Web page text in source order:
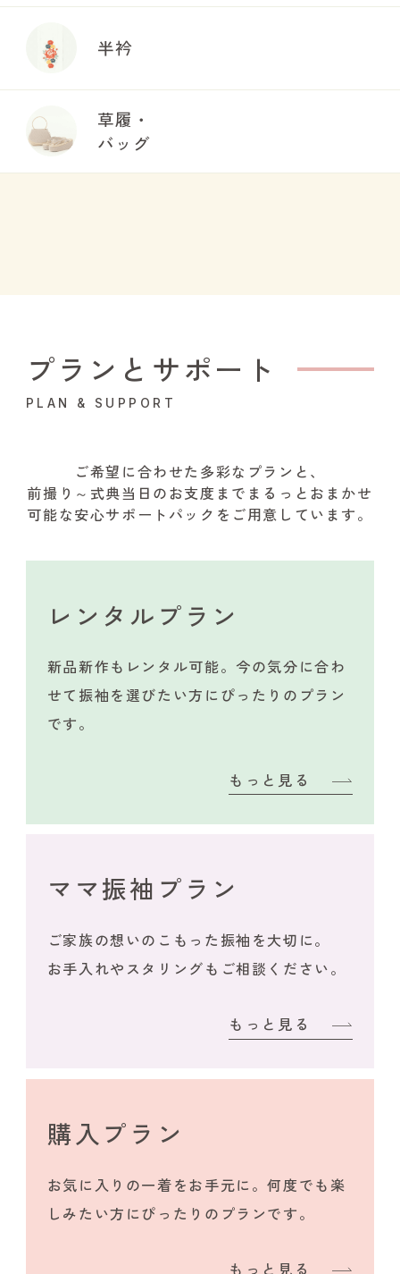
半衿
草履・
バッグ
プランとサポート
PLAN & SUPPORT
ご希望に合わせた多彩なプランと、
前撮り～式典当日のお支度までまるっとおまかせ
可能な安心サポートパックをご用意しています。
レンタルプラン
新品新作もレンタル可能。今の気分に合わ
せて振袖を選びたい方にぴったりのプラン
です。
もっと見る
ママ振袖プラン
ご家族の想いのこもった振袖を大切に。
お手入れやスタリングもご相談ください。
もっと見る
購入プラン
お気に入りの一着をお手元に。何度でも楽
しみたい方にぴったりのプランです。
もっと見る